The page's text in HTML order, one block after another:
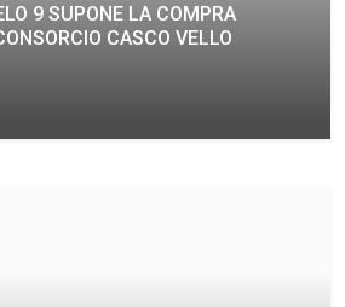
9 SUPONE LA COMPRA
CASCO VELLO